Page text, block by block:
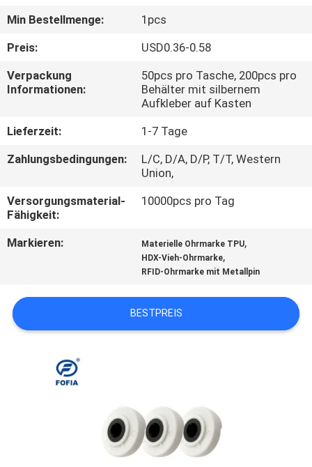
FABRIK-
AUSFLUG
QUALITÄTSKONTROLLE
TRETEN
SIE
UNS
VERBINDUNG
NACHRICHTEN
FORDERN
SIE EIN
ZITAT
Min Bestellmenge:
1pcs
Preis:
USD0.36-0.58
Verpackung
Informationen:
50pcs pro Tasche, 200pcs pro
Behälter mit silbernem
Aufkleber auf Kasten
Lieferzeit:
1-7 Tage
Zahlungsbedingungen:
L/C, D/A, D/P, T/T, Western
Union,
Versorgungsmaterial-
Fähigkeit:
10000pcs pro Tag
Markieren: Materielle Ohrmarke TPU,
HDX-Vieh-Ohrmarke,
RFID-Ohrmarke mit Metallpin
BESTPREIS